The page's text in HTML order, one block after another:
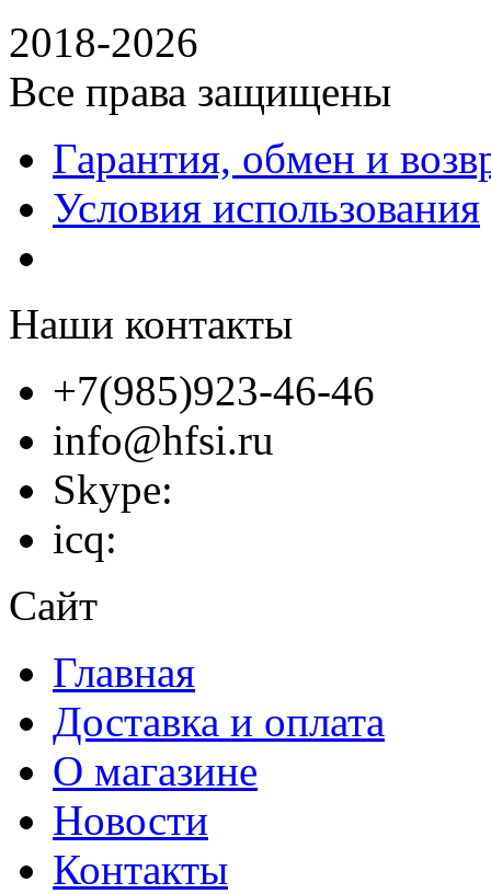
2018-2026
Все права защищены
Гарантия, обмен и
Условия использования
Наши контакты
+7(985)923-46-46
info@hfsi.ru
Skype:
icq:
Сайт
Главная
Доставка и оплата
О магазине
Новости
Контакты